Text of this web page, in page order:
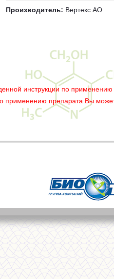
Производитель: Вертекс АО
инструкции по
применению препарата Вы